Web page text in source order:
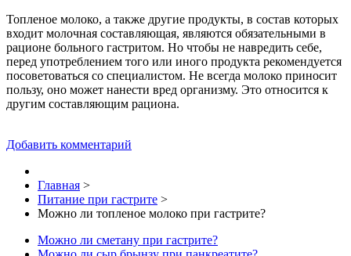
Топленое молоко, а также другие продукты, в состав которых
входит молочная составляющая, являются обязательными в
рационе больного гастритом. Но чтобы не навредить себе,
перед употреблением того или иного продукта рекомендуется
посоветоваться со специалистом. Не всегда молоко приносит
пользу, оно может нанести вред организму. Это относится к
другим составляющим рациона.
Добавить комментарий
Главная >
Питание при гастрите >
Можно ли топленое молоко при гастрите?
Можно ли сметану при гастрите?